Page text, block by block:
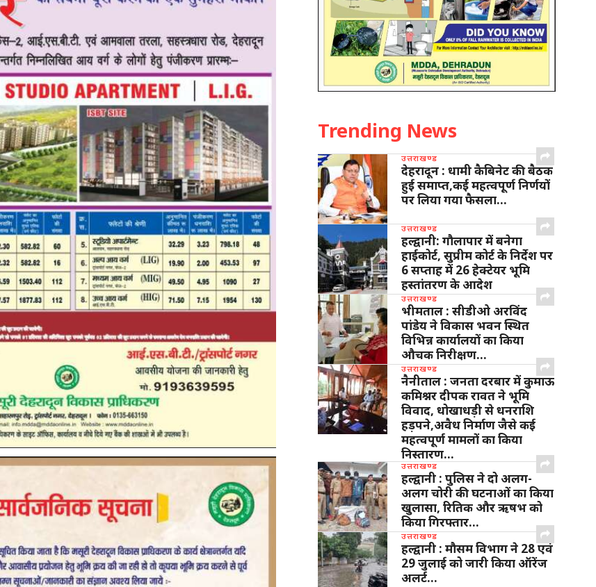
Trending News
उत्तराखण्ड
देहरादून : धामी कैबिनेट की बैठक
हुई समाप्त,कई महत्वपूर्ण निर्णयों
पर लिया गया फैसला…
उत्तराखण्ड
हल्द्वानी: गौलापार में बनेगा
हाईकोर्ट, सुप्रीम कोर्ट के निर्देश पर
6 सप्ताह में 26 हेक्टेयर भूमि
हस्तांतरण के आदेश
उत्तराखण्ड
भीमताल : सीडीओ अरविंद
पांडेय ने विकास भवन स्थित
विभिन्न कार्यालयों का किया
औचक निरीक्षण…
उत्तराखण्ड
नैनीताल : जनता दरबार में कुमाऊ
कमिश्नर दीपक रावत ने भूमि
विवाद, धोखाधड़ी से धनराशि
हड़पने,अवैध निर्माण जैसे कई
महत्वपूर्ण मामलों का किया
निस्तारण…
उत्तराखण्ड
हल्द्वानी : पुलिस ने दो अलग-
अलग चोरी की घटनाओं का किया
खुलासा, रितिक और ऋषभ को
किया गिरफ्तार…
उत्तराखण्ड
हल्द्वानी : मौसम विभाग ने 28 एवं
29 जुलाई को जारी किया ऑरेंज
अलर्ट…